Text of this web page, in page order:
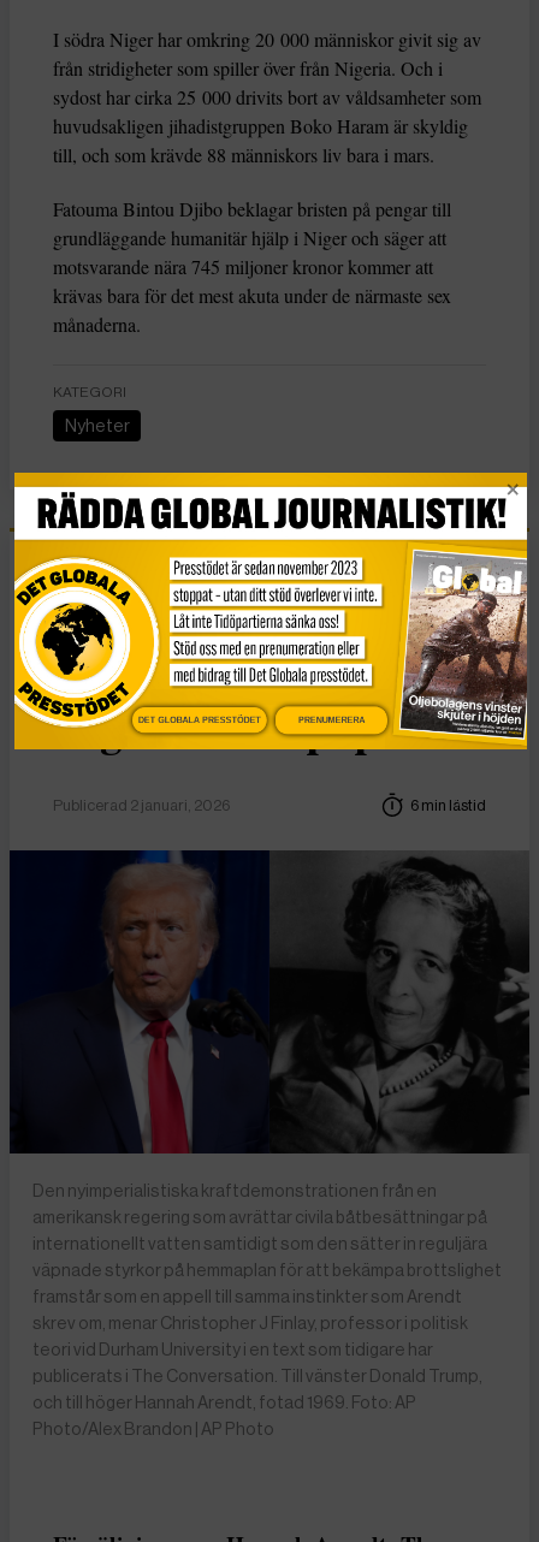
I södra Niger har omkring 20 000 människor givit sig av
från stridigheter som spiller över från Nigeria. Och i
sydost har cirka 25 000 drivits bort av våldsamheter som
huvudsakligen jihadistgruppen Boko Haram är skyldig
till, och som krävde 88 människors liv bara i mars.
Fatouma Bintou Djibo beklagar bristen på pengar till
grundläggande humanitär hjälp i Niger och säger att
motsvarande nära 745 miljoner kronor kommer att
krävas bara för det mest akuta under de närmaste sex
månaderna.
KATEGORI
Nyheter
Essä
Vad Hanna Arendt kan
lära oss om
högerextrem populism
Publicerad 2 januari, 2026 6 min lästid
Den nyimperialistiska kraftdemonstrationen från en
amerikansk regering som avrättar civila båtbesättningar på
internationellt vatten samtidigt som den sätter in reguljära
väpnade styrkor på hemmaplan för att bekämpa brottslighet
framstår som en appell till samma instinkter som Arendt
skrev om, menar Christopher J Finlay, professor i politisk
teori vid Durham University i en text som tidigare har
publicerats i The Conversation. Till vänster Donald Trump,
och till höger Hannah Arendt, fotad 1969. Foto: AP
Photo/Alex Brandon | AP Photo
DET GLOBALA PRESSTÖDET PRENUMERERA